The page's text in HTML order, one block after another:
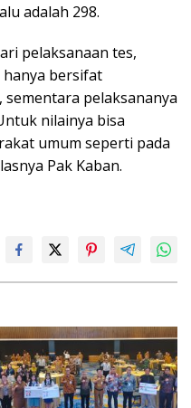
adalah 298.
pelaksanaan tes,
bersifat
pelaksananya
nilainya bisa
umum seperti pada
Pak Kaban.